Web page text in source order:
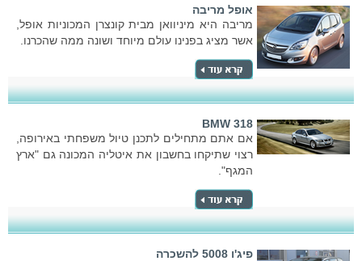
אופל מריבה
מריבה היא מיניוואן מבית קונצרן המכוניות אופל,
אשר מציג בפנינו עולם מיוחד ושונה ממה שהכרנו.
BMW 318
אם אתם מתחילים לתכנן טיול משפחתי באירופה,
רצוי שתיקחו בחשבון את איטליה המכונה גם "ארץ
המגף".
פיג'ו 5008 להשכרה